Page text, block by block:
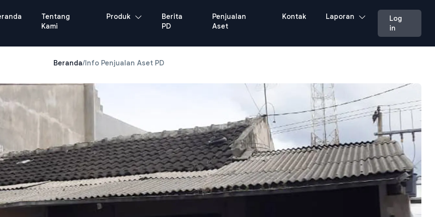
Tentang
Kami
Produk
Berita
PD
Penjualan
Aset
Kontak Laporan
Log
in
Beranda/Info Penjualan Aset PD